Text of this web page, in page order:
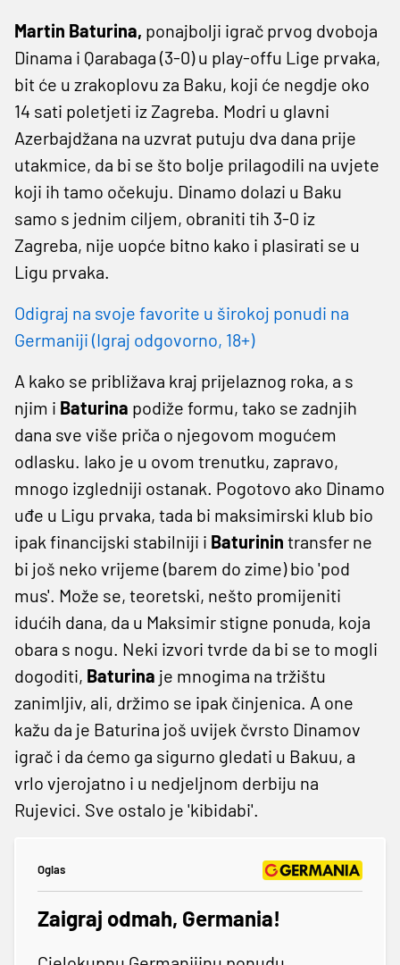
Martin Baturina, ponajbolji igrač prvog dvoboja
Dinama i Qarabaga (3-0) u play-offu Lige prvaka,
bit će u zrakoplovu za Baku, koji će negdje oko
14 sati poletjeti iz Zagreba. Modri u glavni
Azerbajdžana na uzvrat putuju dva dana prije
utakmice, da bi se što bolje prilagodili na uvjete
koji ih tamo očekuju. Dinamo dolazi u Baku
samo s jednim ciljem, obraniti tih 3-0 iz
Zagreba, nije uopće bitno kako i plasirati se u
Ligu prvaka.
Odigraj na svoje favorite u širokoj ponudi na
Germaniji (Igraj odgovorno, 18+)
A kako se približava kraj prijelaznog roka, a s
njim i Baturina podiže formu, tako se zadnjih
dana sve više priča o njegovom mogućem
odlasku. Iako je u ovom trenutku, zapravo,
mnogo izgledniji ostanak. Pogotovo ako Dinamo
uđe u Ligu prvaka, tada bi maksimirski klub bio
ipak financijski stabilniji i Baturinin transfer ne
bi još neko vrijeme (barem do zime) bio 'pod
mus'. Može se, teoretski, nešto promijeniti
idućih dana, da u Maksimir stigne ponuda, koja
obara s nogu. Neki izvori tvrde da bi se to mogli
dogoditi, Baturina je mnogima na tržištu
zanimljiv, ali, držimo se ipak činjenica. A one
kažu da je Baturina još uvijek čvrsto Dinamov
igrač i da ćemo ga sigurno gledati u Bakuu, a
vrlo vjerojatno i u nedjeljnom derbiju na
Rujevici. Sve ostalo je 'kibidabi'.
Oglas
Zaigraj odmah, Germania!